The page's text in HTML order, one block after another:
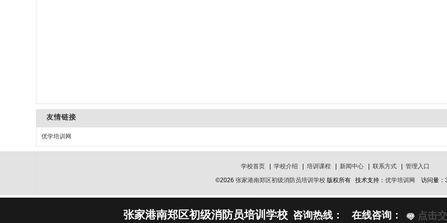
友情链接
优学培训网
学校首页 | 学校介绍 | 培训课程 | 新闻中心 | 联系方式 | 管理入口
©2026 张家港南郑区初级消防员培训学校版权所有 技术支持： 优学培训网 访问量：
张家港南郑区初级消防员培训学校 咨询热线： 在线咨询： 点击